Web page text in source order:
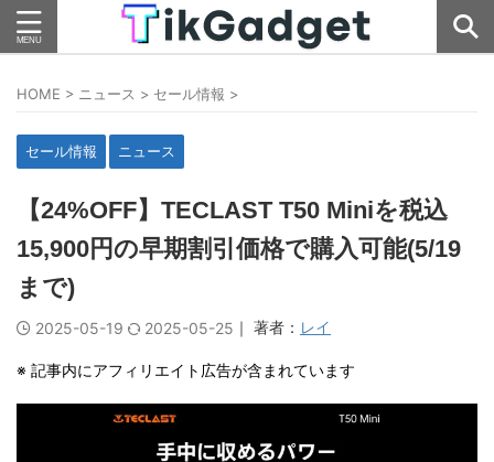
HOME > ニュース > セール情報 >
セール情報 ニュース
【24%OFF】TECLAST T50 Miniを税込
15,900円の早期割引価格で購入可能(5/19
まで)
2025-05-19 2025-05-25 ｜ 著者： レイ
※ 記事内にアフィリエイト広告が含まれています